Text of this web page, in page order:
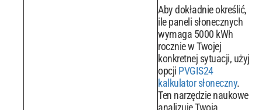
Aby dokładnie określić,
ile paneli słonecznych
wymaga 5000 kWh
rocznie w Twojej
konkretnej sytuacji, użyj
opcji PVGIS24
kalkulator słoneczny.
Ten narzędzie naukowe
analizuje Twoją